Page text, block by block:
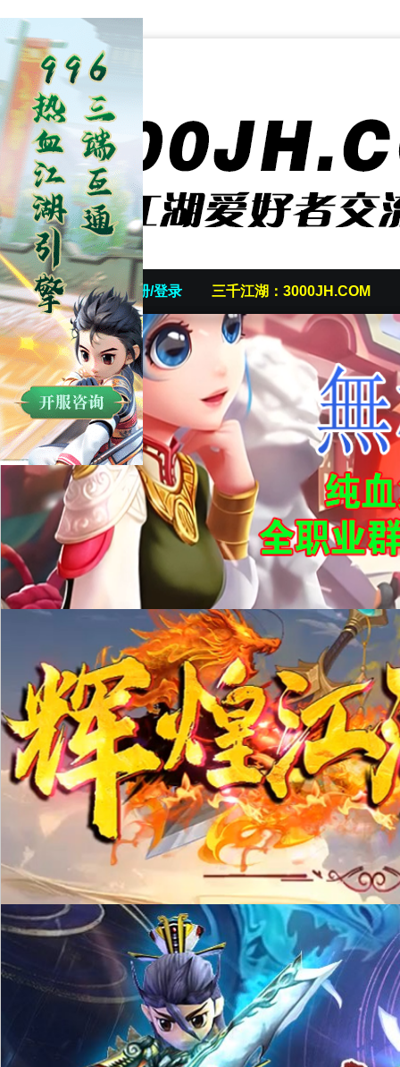
首页 发帖/注册/登录 三千江湖：3000JH.COM